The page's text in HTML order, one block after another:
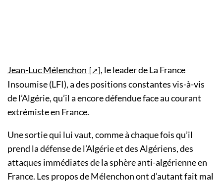
Jean-Luc Mélenchon
, le leader de La France
Insoumise (LFI), a des positions constantes vis-à-vis
de l’Algérie, qu’il a encore défendue face au courant
extrémiste en France.
Une sortie qui lui vaut, comme à chaque fois qu’il
prend la défense de l’Algérie et des Algériens, des
attaques immédiates de la sphère anti-algérienne en
France. Les propos de Mélenchon ont d’autant fait mal